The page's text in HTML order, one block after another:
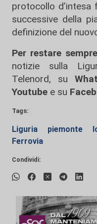
protocollo
successive della
definizione del
Per restare
notizie sulla
Telenord, su
Youtube e su
Tags:
Liguria piemonte
Ferrovia
Condividi: